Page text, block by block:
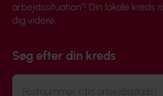
arbejdssituation? Din lokale kreds
dig videre.
Søg efter din kreds